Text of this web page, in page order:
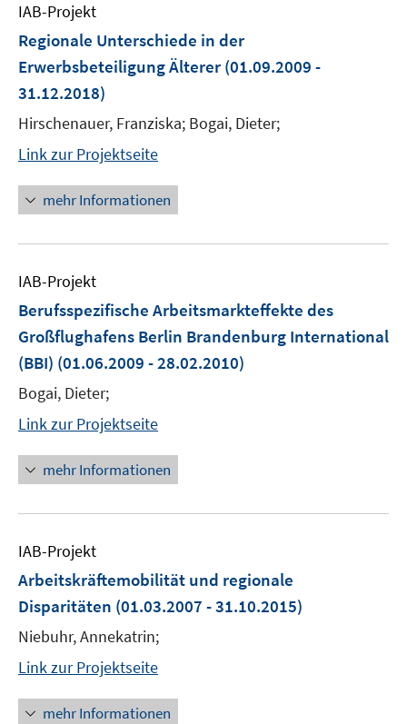
IAB-Projekt
Regionale Unterschiede in der
Erwerbsbeteiligung Älterer (01.09.2009 -
31.12.2018)
Hirschenauer, Franziska; Bogai, Dieter;
Link zur Projektseite
mehr Informationen
IAB-Projekt
Berufsspezifische Arbeitsmarkteffekte des
Großflughafens Berlin Brandenburg International
(BBI) (01.06.2009 - 28.02.2010)
Bogai, Dieter;
Link zur Projektseite
mehr Informationen
IAB-Projekt
Arbeitskräftemobilität und regionale
Disparitäten (01.03.2007 - 31.10.2015)
Niebuhr, Annekatrin;
Link zur Projektseite
mehr Informationen